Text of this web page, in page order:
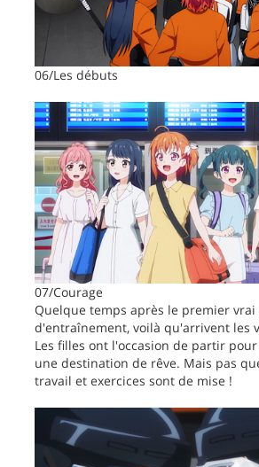
06/Les débuts
07/Courage
Quelque temps après le premier vrai
d'entraînement, voilà qu'arrivent les
Les filles ont l'occasion de partir
une destination de rêve. Mais pas
travail et exercices sont de mise !